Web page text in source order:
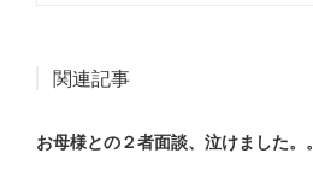
関連記事
お母様との２者面談、泣けました。。